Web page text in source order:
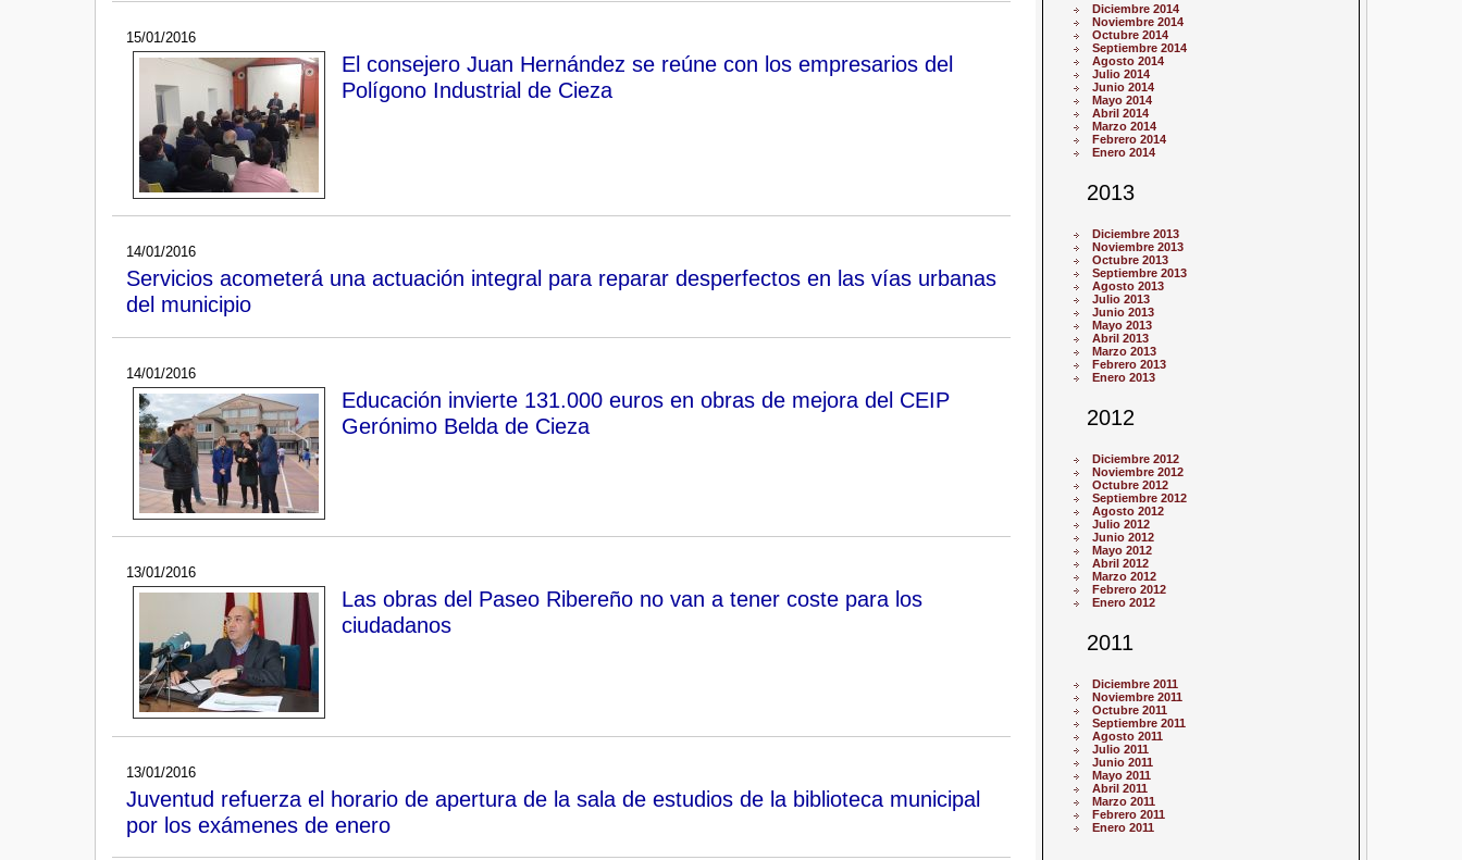
15/01/2016
El consejero Juan Hernández se reúne con los empresarios del
Polígono Industrial de Cieza
14/01/2016
Servicios acometerá una actuación integral para reparar desperfectos en las vías urbanas
del municipio
14/01/2016
Educación invierte 131.000 euros en obras de mejora del CEIP
Gerónimo Belda de Cieza
13/01/2016
Las obras del Paseo Ribereño no van a tener coste para los
ciudadanos
13/01/2016
Juventud refuerza el horario de apertura de la sala de estudios de la biblioteca municipal
por los exámenes de enero
Diciembre 2014
Noviembre 2014
Octubre 2014
Septiembre 2014
Agosto 2014
Julio 2014
Junio 2014
Mayo 2014
Abril 2014
Marzo 2014
Febrero 2014
Enero 2014
2013
Diciembre 2013
Noviembre 2013
Octubre 2013
Septiembre 2013
Agosto 2013
Julio 2013
Junio 2013
Mayo 2013
Abril 2013
Marzo 2013
Febrero 2013
Enero 2013
2012
Diciembre 2012
Noviembre 2012
Octubre 2012
Septiembre 2012
Agosto 2012
Julio 2012
Junio 2012
Mayo 2012
Abril 2012
Marzo 2012
Febrero 2012
Enero 2012
2011
Diciembre 2011
Noviembre 2011
Octubre 2011
Septiembre 2011
Agosto 2011
Julio 2011
Junio 2011
Mayo 2011
Abril 2011
Marzo 2011
Febrero 2011
Enero 2011